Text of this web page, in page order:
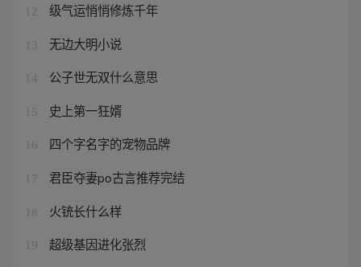
12 级气运悄悄修炼千年
13 无边大明小说
14 公子世无双什么意思
15 史上第一狂婿
16 四个字名字的宠物品牌
17 君臣夺妻po古言推荐完结
18 火铳长什么样
19 超级基因进化张烈